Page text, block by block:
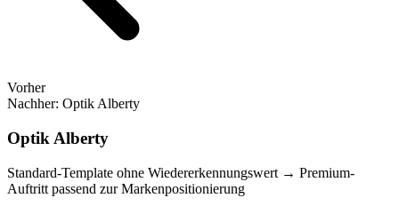
Vorher
Nachher: Optik Alberty
Optik Alberty
Standard-Template ohne Wiedererkennungswert → Premium-
Auftritt passend zur Markenpositionierung